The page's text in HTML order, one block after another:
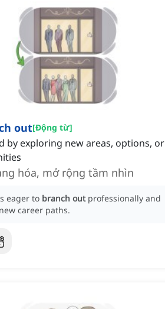
out[Động từ]
by exploring new areas, options, or
hóa, mở rộng tầm nhìn
eager to branch out professionally and
career paths.